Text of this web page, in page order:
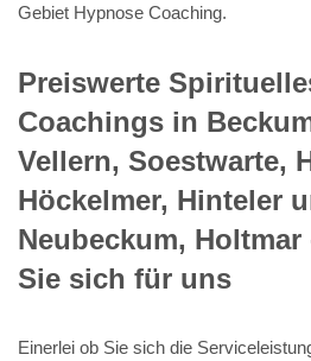
Gebiet Hypnose Coaching.
Preiswerte
Coachings in
Vellern, Soestwarte,
Höckelmer, Hinteler
Neubeckum,
Sie sich für uns
Einerlei ob Sie sich die